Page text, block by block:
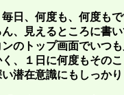
日、何度も、何度も
、見えるところに書
のトップ画面でいつ
、１日に何度もその
潜在意識にもしっか